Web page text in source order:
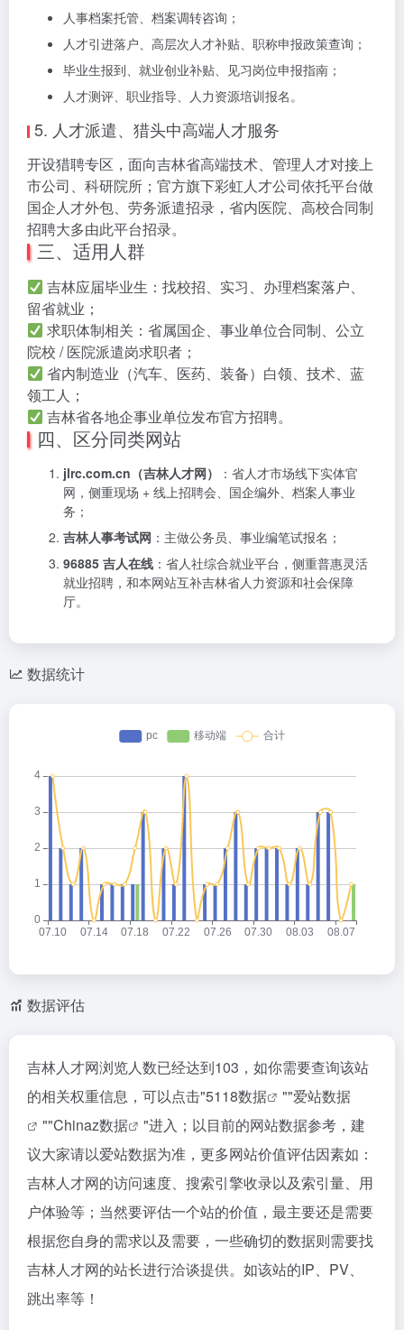
人事档案托管、档案调转咨询；
人才引进落户、高层次人才补贴、职称申报政策查询；
毕业生报到、就业创业补贴、见习岗位申报指南；
人才测评、职业指导、人力资源培训报名。
5. 人才派遣、猎头中高端人才服务
开设猎聘专区，面向吉林省高端技术、管理人才对接上
市公司、科研院所；官方旗下彩虹人才公司依托平台做
国企人才外包、劳务派遣招录，省内医院、高校合同制
招聘大多由此平台招录。
三、适用人群
吉林应届毕业生：找校招、实习、办理档案落户、
留省就业；
求职体制相关：省属国企、事业单位合同制、公立
院校 / 医院派遣岗求职者；
省内制造业（汽车、医药、装备）白领、技术、蓝
领工人；
吉林省各地企事业单位发布官方招聘。
四、区分同类网站
jlrc.com.cn（吉林人才网）
：省人才市场线下实体官
网，侧重现场 + 线上招聘会、国企编外、档案人事业
务；
吉林人事考试网 ：主做公务员、事业编笔试报名；
96885 吉人在线 ：省人社综合就业平台，侧重普惠灵活
就业招聘，和本网站互补吉林省人力资源和社会保障
厅。
数据统计
数据评估
吉林人才网浏览人数已经达到103，如你需要查询该站
的相关权重信息，可以点击"5118数据 ""爱站数据
""Chinaz数据
"进入；以目前的网站数据参考，建
议大家请以爱站数据为准，更多网站价值评估因素如：
吉林人才网的访问速度、搜索引擎收录以及索引量、用
户体验等；当然要评估一个站的价值，最主要还是需要
根据您自身的需求以及需要，一些确切的数据则需要找
吉林人才网的站长进行洽谈提供。如该站的IP、PV、
跳出率等！